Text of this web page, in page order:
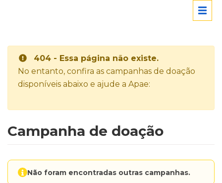
404 - Essa página não existe.
No entanto, confira as campanhas de doação
disponíveis abaixo e ajude a Apae:
Campanha de doação
Não foram encontradas outras campanhas.